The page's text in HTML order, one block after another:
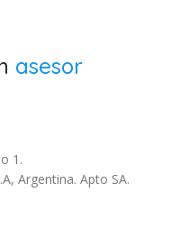
asesor
1.
Argentina. Apto SA.